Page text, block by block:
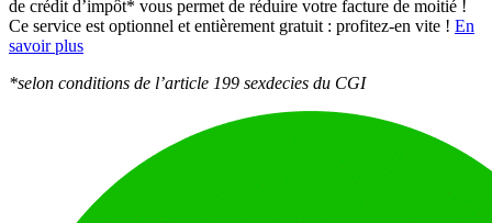
de crédit d’impôt* vous permet de réduire votre facture de moitié !
Ce service est optionnel et entièrement gratuit : profitez-en vite ! En
savoir plus
*selon conditions de l’article 199 sexdecies du CGI